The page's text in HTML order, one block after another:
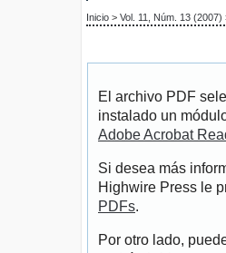
Inicio > Vol. 11, Núm. 13 (2007)
El archivo PDF
instalado un
Adobe Acrobat
Si desea más
Highwire Press le
PDFs.
Por otro lado,